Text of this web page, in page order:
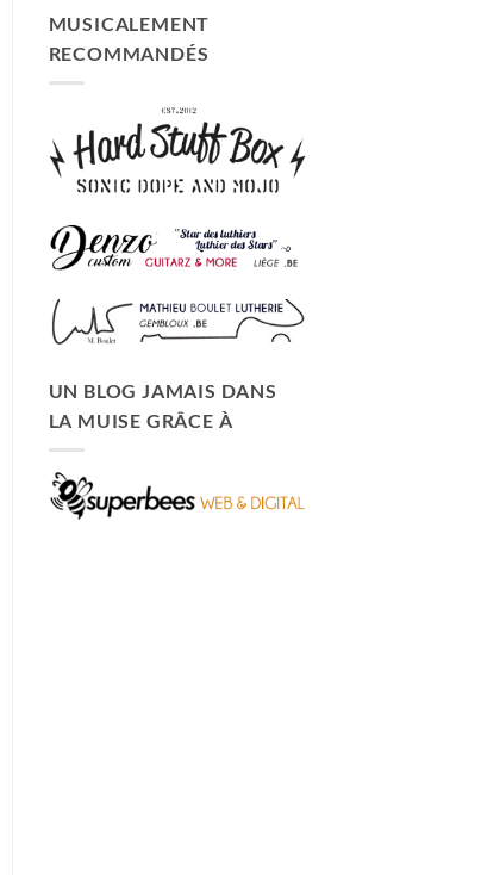
MUSICALEMENT
RECOMMANDÉS
UN BLOG JAMAIS DANS
LA MUISE GRÂCE À